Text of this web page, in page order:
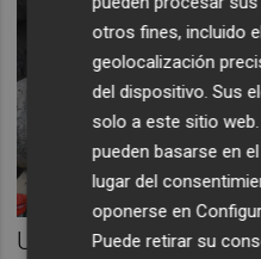
Unos centros
otros fines, incluido
geolocalización
del dispositivo. Sus
solo a este sitio
pueden basarse en
lugar del
oponerse en
Puede retirar su